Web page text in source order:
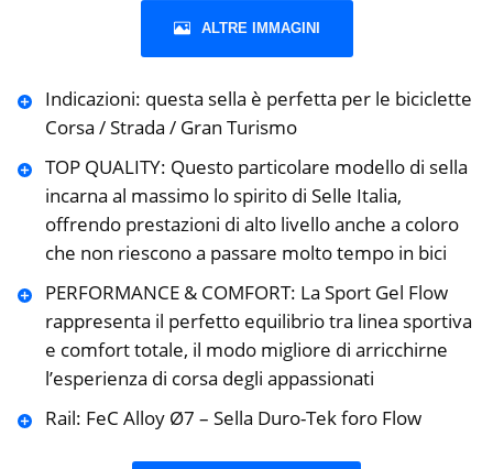
ALTRE IMMAGINI
Indicazioni: questa sella è perfetta per le biciclette
Corsa / Strada / Gran Turismo
TOP QUALITY: Questo particolare modello di sella
incarna al massimo lo spirito di Selle Italia,
offrendo prestazioni di alto livello anche a coloro
che non riescono a passare molto tempo in bici
PERFORMANCE & COMFORT: La Sport Gel Flow
rappresenta il perfetto equilibrio tra linea sportiva
e comfort totale, il modo migliore di arricchirne
l’esperienza di corsa degli appassionati
Rail: FeC Alloy Ø7 – Sella Duro-Tek foro Flow